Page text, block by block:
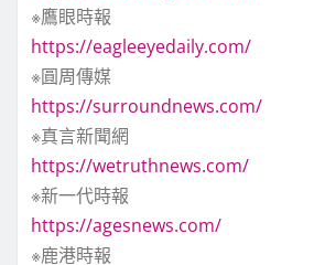
※鷹眼時報
https://eagleeyedaily.com/
※圓周傳媒
https://surroundnews.com/
※真言新聞網
https://wetruthnews.com/
※新一代時報
https://agesnews.com/
※鹿港時報